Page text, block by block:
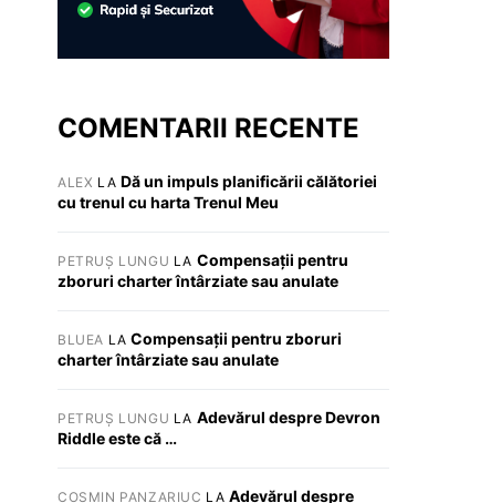
COMENTARII RECENTE
ALEX LA Dă un impuls planificării călătoriei
cu trenul cu harta Trenul Meu
PETRUȘ LUNGU LA Compensații pentru
zboruri charter întârziate sau anulate
BLUEA LACompensații pentru zboruri
charter întârziate sau anulate
PETRUȘ LUNGU LA Adevărul despre Devron
Riddle este că …
COSMIN PANZARIUC LA Adevărul despre